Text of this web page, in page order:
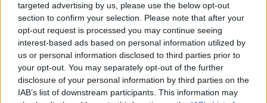
targeted advertising by us, please use the below opt-out
section to confirm your selection. Please note that after your
opt-out request is processed you may continue seeing
interest-based ads based on personal information utilized by
us or personal information disclosed to third parties prior to
your opt-out. You may separately opt-out of the further
disclosure of your personal information by third parties on the
IAB’s list of downstream participants. This information may
FIRENZE —Ti sei dimenticato l’appuntamento? Te lo ricorda la
Azienda Usl Toscana centro inviandoti sul cellulare un messaggio
con la data della prenotazione e i numeri da chiamare nel caso si
renda necessaria una disdetta.
Il servizio, attivo da un anno, prima riguardava solo una cinquantina
di prestazioni effettuate in una decina di presidi territoriali ed
ospedalieri.Poi è stato esteso alle prenotazioni nell'ospedale della
SS.Annunziata di Ponte a Niccheri ed entro giugno sarà ampliato a